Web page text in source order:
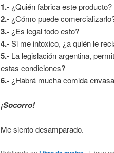
1.- ¿Quién fabrica este producto?
2.- ¿Cómo puede
3.- ¿Es legal todo esto?
4.-Si me intoxico, ¿a quién le
5.- La legislación argentina,
estas condiciones?
6.- ¿Habrá mucha comida
¡Socorro!
Me siento desamparado.